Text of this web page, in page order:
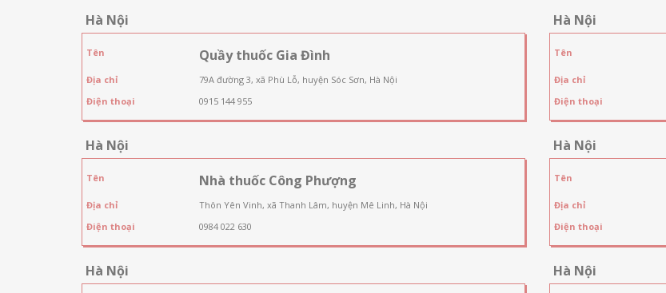
Hà Nội
Tên Quầy thuốc Gia Đình
Địa chỉ
79A đường 3, xã Phù Lỗ, huyện Sóc Sơn, Hà Nội
Điện thoại
0915 144 955
Hà Nội
Tên
Địa chỉ
Điện thoại
Hà Nội
Tên Nhà thuốc Công Phượng
Địa chỉ
Thôn Yên Vinh, xã Thanh Lâm, huyện Mê Linh, Hà Nội
Điện thoại
0984 022 630
Hà Nội
Tên
Địa chỉ
Điện thoại
Hà Nội Hà Nội